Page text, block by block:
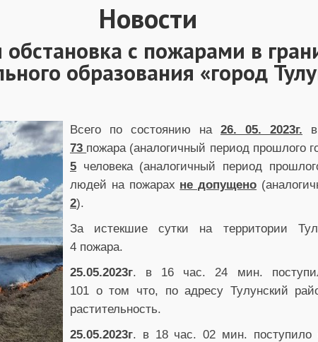
Новости
с пожарами в
образования «город
Всего по состоянию на 26. 05. 2023г.
73 пожара (аналогичный период прошлого
5 человека (аналогичный период
людей на пожарах не допущено
2).
За истекшие сутки на территории
4 пожара.
25.05.2023г. в 16 час. 24 мин.
101 о том что, по адресу Тулунский
растительность.
25.05.2023г. в 18 час. 02 мин. поступило